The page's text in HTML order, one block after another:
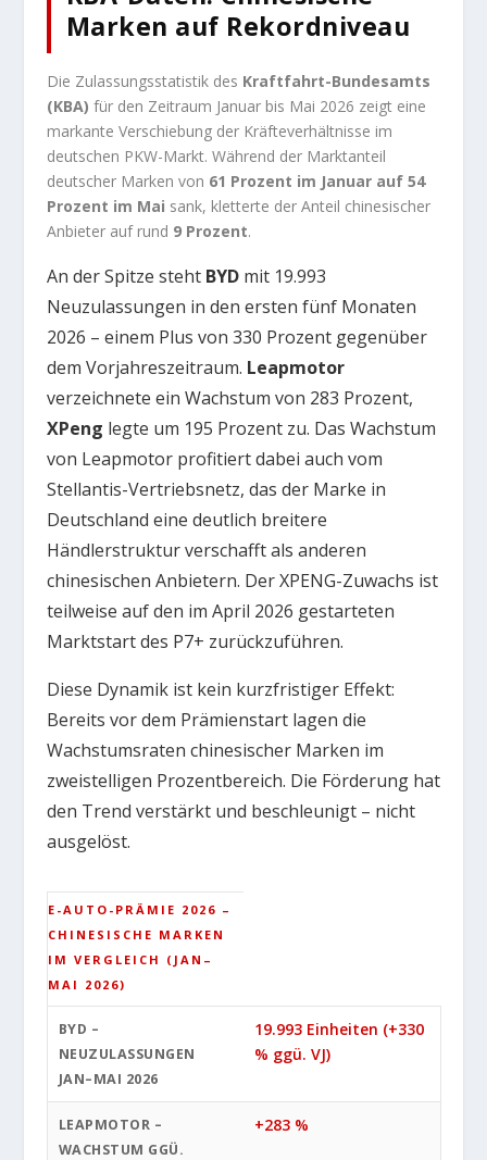
Marken auf Rekordniveau
Die Zulassungsstatistik des Kraftfahrt-Bundesamts
(KBA) für den Zeitraum Januar bis Mai 2026 zeigt eine
markante Verschiebung der Kräfteverhältnisse im
deutschen PKW-Markt. Während der Marktanteil
deutscher Marken von 61 Prozent im Januar auf 54
Prozent im Mai sank, kletterte der Anteil chinesischer
Anbieter auf rund 9 Prozent.
An der Spitze steht BYDmit 19.993
Neuzulassungen in den ersten fünf Monaten
2026 – einem Plus von 330 Prozent gegenüber
dem Vorjahreszeitraum. Leapmotor
verzeichnete ein Wachstum von 283 Prozent,
XPeng legte um 195 Prozent zu. Das Wachstum
von Leapmotor profitiert dabei auch vom
Stellantis-Vertriebsnetz, das der Marke in
Deutschland eine deutlich breitere
Händlerstruktur verschafft als anderen
chinesischen Anbietern. Der XPENG-Zuwachs ist
teilweise auf den im April 2026 gestarteten
Marktstart des P7+ zurückzuführen.
Diese Dynamik ist kein kurzfristiger Effekt:
Bereits vor dem Prämienstart lagen die
Wachstumsraten chinesischer Marken im
zweistelligen Prozentbereich. Die Förderung hat
den Trend verstärkt und beschleunigt – nicht
ausgelöst.
E-AUTO-PRÄMIE 2026 –
CHINESISCHE MARKEN
IM VERGLEICH (JAN–
MAI 2026)
BYD –
NEUZULASSUNGEN
JAN–MAI 2026
19.993 Einheiten (+330
% ggü. VJ)
LEAPMOTOR –
WACHSTUM GGÜ.
+283 %